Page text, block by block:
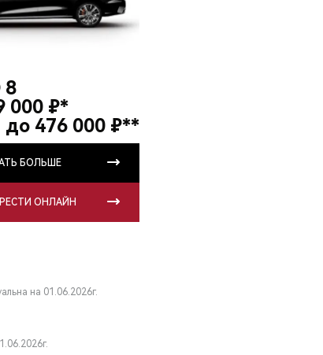
8
000 ₽*
476 000 ₽**
БОЛЬШЕ
ОНЛАЙН
на 01.06.2026г.